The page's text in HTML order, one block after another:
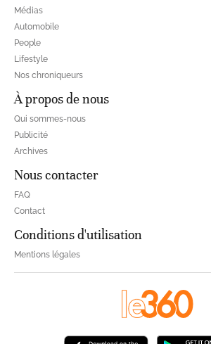
Médias
Automobile
People
Lifestyle
Nos chroniqueurs
À propos de nous
Qui sommes-nous
Publicité
Archives
Nous contacter
FAQ
Contact
Conditions d'utilisation
Mentions légales